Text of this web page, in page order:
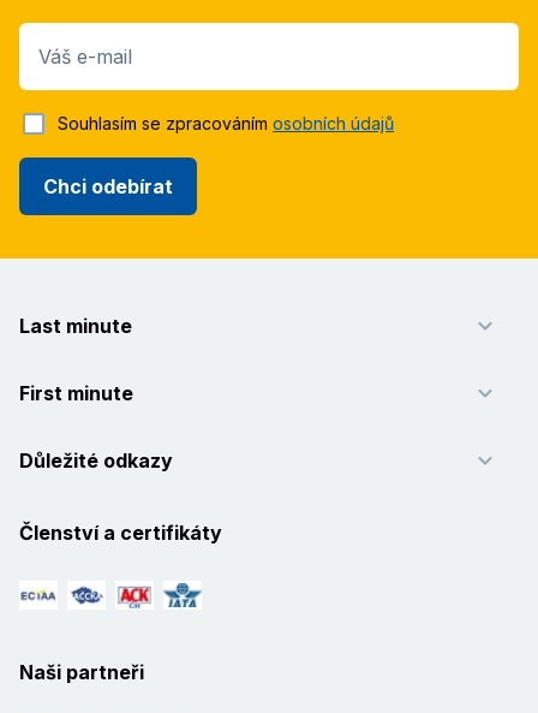
Váš e-mail
Chci odebírat
Souhlasím se zpracováním osobních údajů
Last minute
First minute
Důležité odkazy
Členství a certifikáty
Naši partneři